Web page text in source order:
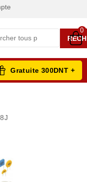
0
Gratuite 300DNT +